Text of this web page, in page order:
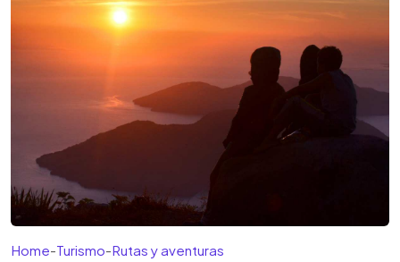
Home-Turismo-Rutas y aventuras